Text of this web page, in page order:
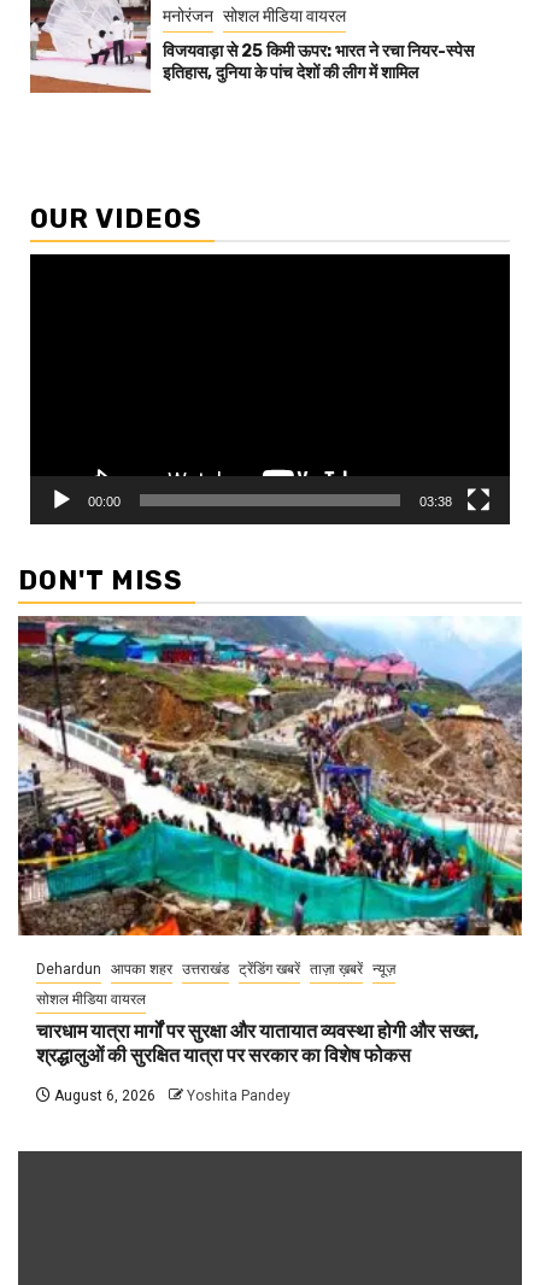
मनोरंजन सोशल मीडिया वायरल
विजयवाड़ा से 25 किमी ऊपर: भारत ने रचा नियर-स्पेस
इतिहास, दुनिया के पांच देशों की लीग में शामिल
OUR VIDEOS
00:00 03:38
DON'T MISS
Dehardun आपका शहर उत्तराखंड ट्रेंडिंग खबरें ताज़ा ख़बरें न्यूज़
सोशल मीडिया वायरल
चारधाम यात्रा मार्गों पर सुरक्षा और यातायात व्यवस्था होगी और सख्त,
श्रद्धालुओं की सुरक्षित यात्रा पर सरकार का विशेष फोकस
August 6, 2026 Yoshita Pandey